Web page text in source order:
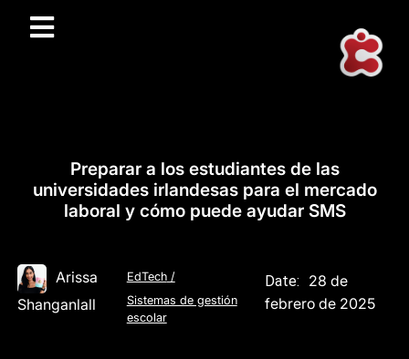
Preparar a los estudiantes de las
universidades irlandesas para el mercado
laboral y cómo puede ayudar SMS
Arissa
Shanganlall
EdTech/
Sistemas de gestión
escolar
Date:
28 de
febrero de 2025